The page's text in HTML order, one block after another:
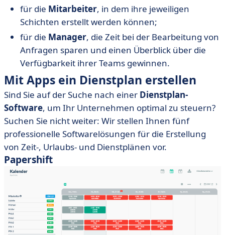
für die Mitarbeiter, in dem ihre jeweiligen
Schichten erstellt werden können;
für die Manager, die Zeit bei der Bearbeitung von
Anfragen sparen und einen Überblick über die
Verfügbarkeit ihrer Teams gewinnen.
Mit Apps ein Dienstplan erstellen
Sind Sie auf der Suche nach einer Dienstplan-
Software, um Ihr Unternehmen optimal zu steuern?
Suchen Sie nicht weiter: Wir stellen Ihnen fünf
professionelle Softwarelösungen für die Erstellung
von Zeit-, Urlaubs- und Dienstplänen vor.
Papershift